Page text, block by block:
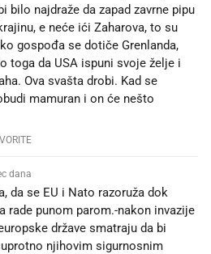
bilo najdraže da zapad zavrne pipu
e neće ići Zaharova, to su
gospođa se dotiče Grenlanda,
toga da USA ispuni svoje želje i
Ova svašta drobi. Kad se
mamuran i on će nešto
dana
da se EU i Nato razoruža dok
rade punom parom.-nakon invazije
države smatraju da bi
njihovim sigurnosnim